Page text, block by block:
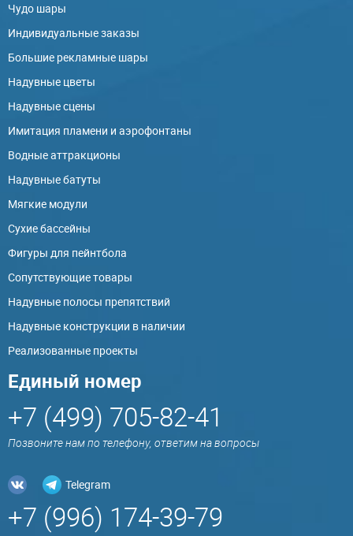
Чудо шары
Индивидуальные заказы
Большие рекламные шары
Надувные цветы
Надувные сцены
Имитация пламени и аэрофонтаны
Водные аттракционы
Надувные батуты
Мягкие модули
Сухие бассейны
Фигуры для пейнтбола
Сопутствующие товары
Надувные полосы препятствий
Надувные конструкции в наличии
Реализованные проекты
Единый номер
+7 (499) 705-82-41
Позвоните нам по телефону, ответим на вопросы
Telegram
+7 (996) 174-39-79